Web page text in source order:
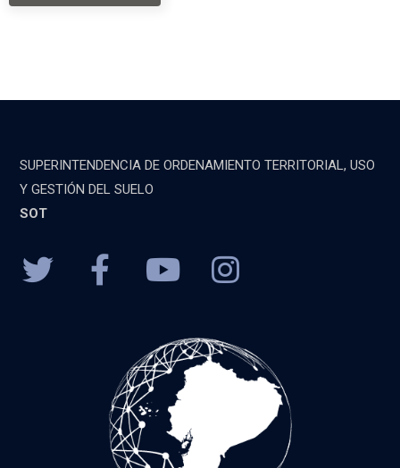
SUPERINTENDENCIA DE ORDENAMIENTO TERRITORIAL, USO
Y GESTIÓN DEL SUELO
SOT